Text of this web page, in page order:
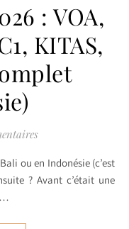
: VOA,
KITAS,
? Avant c’était une